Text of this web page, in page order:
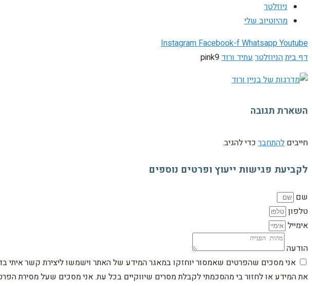
ניוזלטר
מהיוטיוב שלי
InstagramFacebook-fWhatsappYoutube
דף ביתהניוזלטרעתיד ורודpink9
השארת תגובה
חייבים להתחבר כדי להגיב.
לקביעת פגישות ייעוץ ופרטים נוספים
שם
טלפון
אימייל
הודעה
אני מסכים שהפרטים שאמסור יוחזקו במאגר המידע של האתר וישמשו ליצירת קשר איתי
את המידע או לחזור בי מהסכמתי לקבלת מסרים שיווקיים בכל עת. אני מסכים שעל מסירת